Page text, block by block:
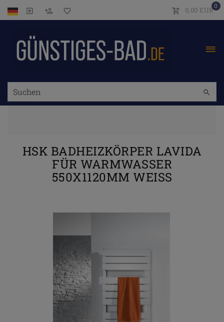
0
0,00 EUR
HSK BADHEIZKÖRPER LAVIDA
FÜR WARMWASSER
550X1120MM WEISS